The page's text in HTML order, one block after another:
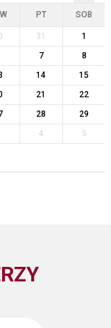
PT SOB
31
1
7
8
14
15
21
22
28
29
4 5